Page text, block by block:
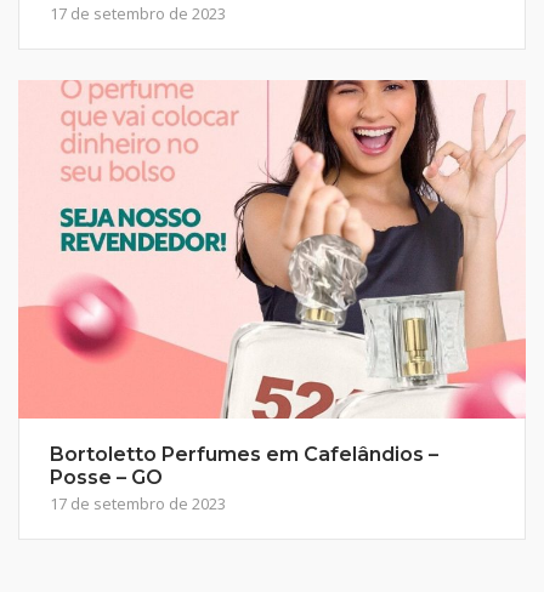
17 de setembro de 2023
Bortoletto Perfumes em Cafelândios –
Posse – GO
17 de setembro de 2023